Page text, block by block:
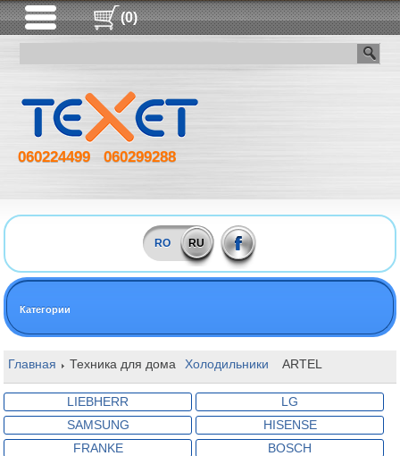
(0)
060224499 060299288
RO RU
Категории
Главная Техника для дома Холодильники ARTEL
LIEBHERR
LG
SAMSUNG
HISENSE
FRANKE
BOSCH